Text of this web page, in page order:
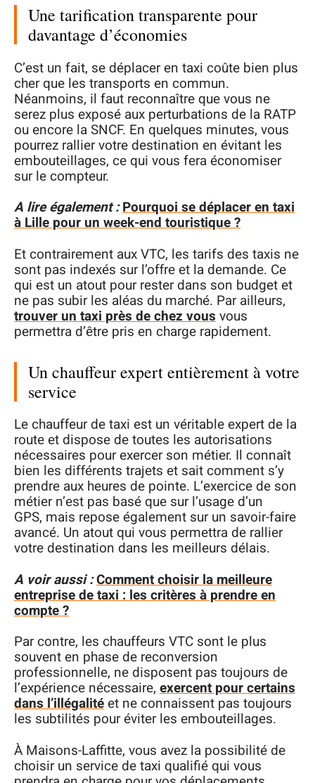
Une tarification transparente pour
davantage d’économies
C’est un fait, se déplacer en taxi coûte bien plus
cher que les transports en commun.
Néanmoins, il faut reconnaître que vous ne
serez plus exposé aux perturbations de la RATP
ou encore la SNCF. En quelques minutes, vous
pourrez rallier votre destination en évitant les
embouteillages, ce qui vous fera économiser
sur le compteur.
A lire également :Pourquoi se déplacer en taxi
à Lille pour un week-end touristique ?
Et contrairement aux VTC, les tarifs des taxis ne
sont pas indexés sur l’offre et la demande. Ce
qui est un atout pour rester dans son budget et
ne pas subir les aléas du marché. Par ailleurs,
trouver un taxi près de chez vous vous
permettra d’être pris en charge rapidement.
Un chauffeur expert entièrement à votre
service
Le chauffeur de taxi est un véritable expert de la
route et dispose de toutes les autorisations
nécessaires pour exercer son métier. Il connaît
bien les différents trajets et sait comment s’y
prendre aux heures de pointe. L’exercice de son
métier n’est pas basé que sur l’usage d’un
GPS, mais repose également sur un savoir-faire
avancé. Un atout qui vous permettra de rallier
votre destination dans les meilleurs délais.
A voir aussi :Comment choisir la meilleure
entreprise de taxi : les critères à prendre en
compte ?
Par contre, les chauffeurs VTC sont le plus
souvent en phase de reconversion
professionnelle, ne disposent pas toujours de
l’expérience nécessaire, exercent pour certains
dans l’illégalitéet ne connaissent pas toujours
les subtilités pour éviter les embouteillages.
À Maisons-Laffitte, vous avez la possibilité de
choisir un service de taxi qualifié qui vous